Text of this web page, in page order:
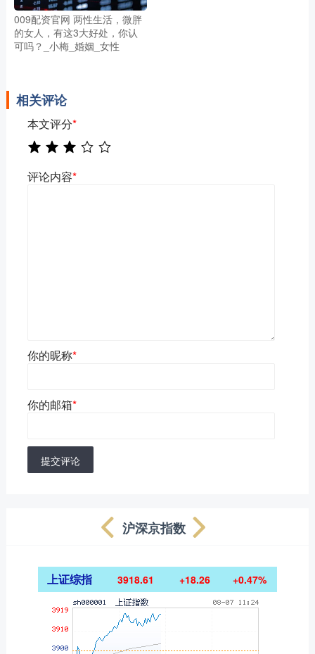
009配资官网 两性生活，微胖
的女人，有这3大好处，你认
可吗？_小梅_婚姻_女性
相关评论
本文评分*
评论内容*
你的昵称*
你的邮箱*
提交评论
沪深京指数
上证综指 3918.61 +18.26 +0.47%